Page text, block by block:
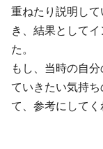
重ねたり説明し
き、結果として
た。
もし、当時の自
ていきたい気持
て、参考にしてく